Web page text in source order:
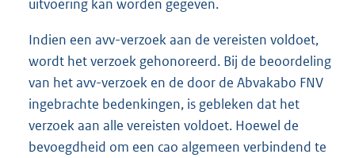
uitvoering kan worden gegeven.
Indien een avv-verzoek aan de vereisten voldoet,
wordt het verzoek gehonoreerd. Bij de beoordeling
van het avv-verzoek en de door de Abvakabo FNV
ingebrachte bedenkingen, is gebleken dat het
verzoek aan alle vereisten voldoet. Hoewel de
bevoegdheid om een cao algemeen verbindend te